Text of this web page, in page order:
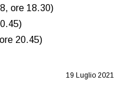
ore 18.30)
20.45)
19 Luglio 2021